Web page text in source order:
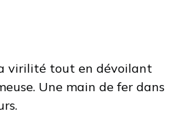
virilité tout en dévoilant
Une main de fer dans